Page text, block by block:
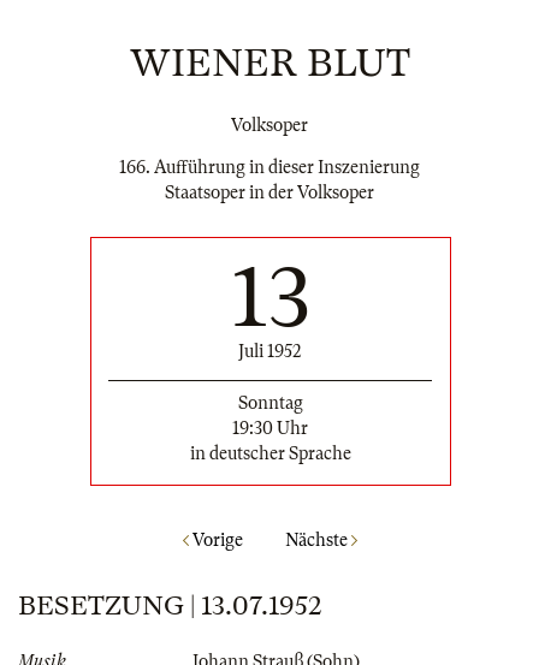
WIENER BLUT
Volksoper
166. Aufführung in dieser Inszenierung
Staatsoper in der Volksoper
13
Juli 1952
Sonntag
19:30 Uhr
in deutscher Sprache
Vorige Nächste
BESETZUNG | 13.07.1952
Musik
Johann Strauß (Sohn)